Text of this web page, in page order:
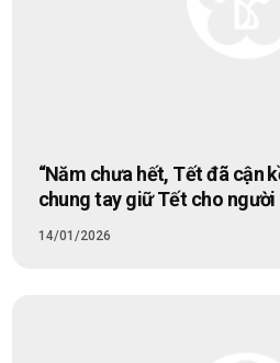
“Năm chưa hết, Tết đã cận
chung tay giữ Tết cho người
14/01/2026